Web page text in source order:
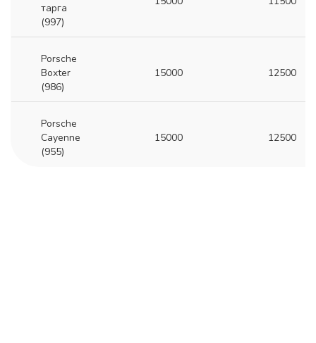
тарга
(997)
Porsche
Boxter
(986)
15000 12500
Porsche
Cayenne
(955)
15000 12500